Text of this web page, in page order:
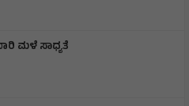
ಮಳೆ ಸಾಧ್ಯತೆ